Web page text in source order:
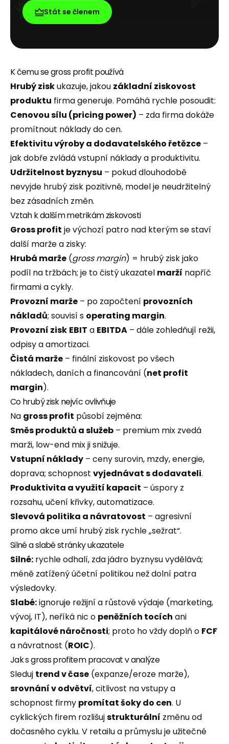
Stát se členem
K čemu se gross profit používá
Hrubý ziskukazuje, jakou základní ziskovost
produktu firma generuje. Pomáhá rychle posoudit:
Cenovou sílu (pricing power) – zda firma dokáže
promítnout náklady do cen.
Efektivitu výroby a dodavatelského řetězce –
jak dobře zvládá vstupní náklady a produktivitu.
Udržitelnost byznysu – pokud dlouhodobě
nevyjde hrubý zisk pozitivně, model je neudržitelný
bez zásadních změn.
Vztah k dalším metrikám ziskovosti
Gross profit je výchozí patro nad kterým se staví
další marže a zisky:
Hrubá marže (gross margin) = hrubý zisk jako
podíl na tržbách; je to čistý ukazatel marží napříč
firmami a cykly.
Provozní marže – po započtení provozních
nákladů; souvisí s operating margin.
Provozní zisk EBIT a EBITDA – dále zohledňují režii,
odpisy a amortizaci.
Čistá marže – finální ziskovost po všech
nákladech, daních a financování (net profit
margin).
Co hrubý zisk nejvíc ovlivňuje
Na gross profit působí zejména:
Směs produktů a služeb – premium mix zvedá
marži, low-end mix ji snižuje.
Vstupní náklady – ceny surovin, mzdy, energie,
doprava; schopnost vyjednávat s dodavateli.
Produktivita a využití kapacit – úspory z
rozsahu, učení křivky, automatizace.
Slevová politika a návratovost – agresivní
promo akce umí hrubý zisk rychle „sežrat“.
Silné a slabé stránky ukazatele
Silné: rychle odhalí, zda jádro byznysu vydělává;
méně zatížený účetní politikou než dolní patra
výsledovky.
Slabé:ignoruje režijní a růstové výdaje (marketing,
vývoj, IT), neříká nic o peněžních tocích ani
kapitálové náročnosti; proto ho vždy doplň o FCF
a návratnost (ROIC).
Jak s gross profitem pracovat v analýze
Sleduj trend v čase (expanze/eroze marže),
srovnání v odvětví, citlivost na vstupy a
schopnost firmy promítat šoky do cen. U
cyklických firem rozlišujstrukturální změnu od
dočasného cyklu. V retailu a průmyslu je užitečné